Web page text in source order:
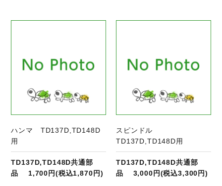
ハンマ TD137D,TD148D
用
TD137D,TD148D共通部
品 1,700円(税込1,870円)
スピンドル
TD137D,TD148D用
TD137D,TD148D共通部
品 3,000円(税込3,300円)